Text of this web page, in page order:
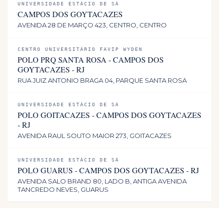
UNIVERSIDADE ESTÁCIO DE SÁ
CAMPOS DOS GOYTACAZES
AVENIDA 28 DE MARÇO 423, CENTRO, CENTRO
CENTRO UNIVERSITÁRIO FAVIP WYDEN
POLO PRQ SANTA ROSA - CAMPOS DOS
GOYTACAZES - RJ
RUA JUIZ ANTONIO BRAGA 04, PARQUE SANTA ROSA
UNIVERSIDADE ESTÁCIO DE SÁ
POLO GOITACAZES - CAMPOS DOS GOYTACAZES
- RJ
AVENIDA RAUL SOUTO MAIOR 273, GOITACAZES
UNIVERSIDADE ESTÁCIO DE SÁ
POLO GUARUS - CAMPOS DOS GOYTACAZES - RJ
AVENIDA SALO BRAND 80, LADO B, ANTIGA AVENIDA
TANCREDO NEVES, GUARUS